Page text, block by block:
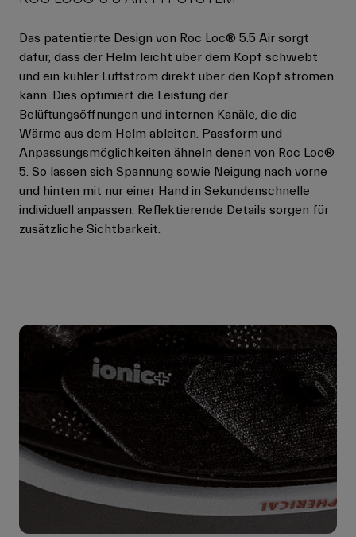
Das patentierte Design von Roc Loc® 5.5 Air sorgt
dafür, dass der Helm leicht über dem Kopf schwebt
und ein kühler Luftstrom direkt über den Kopf strömen
kann. Dies optimiert die Leistung der
Belüftungsöffnungen und internen Kanäle, die die
Wärme aus dem Helm ableiten. Passform und
Anpassungsmöglichkeiten ähneln denen von Roc Loc®
5. So lassen sich Spannung sowie Neigung nach vorne
und hinten mit nur einer Hand in Sekundenschnelle
individuell anpassen. Reflektierende Details sorgen für
zusätzliche Sichtbarkeit.